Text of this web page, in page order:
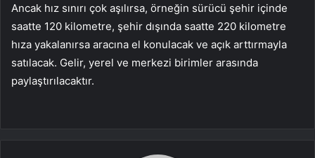
Ancak hız sınırı çok aşılırsa, örneğin sürücü şehir içinde
saatte 120 kilometre, şehir dışında saatte 220 kilometre
hıza yakalanırsa aracına el konulacak ve açık arttırmayla
satılacak. Gelir, yerel ve merkezi birimler arasında
paylaştırılacaktır.